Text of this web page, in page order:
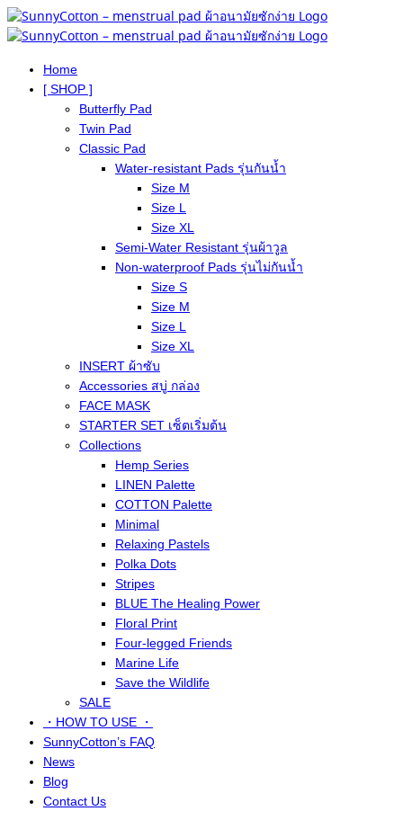
Home
[ SHOP ]
Butterfly Pad
Twin Pad
Classic Pad
Water-resistant Pads รุ่นกันน้ำ
Size M
Size L
Size XL
Semi-Water Resistant รุ่นผ้าวูล
Non-waterproof Pads รุ่นไม่กันน้ำ
Size S
Size M
Size L
Size XL
INSERT ผ้าซับ
Accessories สบู่ กล่อง
FACE MASK
STARTER SET เซ็ตเริ่มต้น
Collections
Hemp Series
LINEN Palette
COTTON Palette
Minimal
Relaxing Pastels
Polka Dots
Stripes
BLUE The Healing Power
Floral Print
Four-legged Friends
Marine Life
Save the Wildlife
SALE
・HOW TO USE ・
SunnyCotton’s FAQ
News
Blog
Contact Us